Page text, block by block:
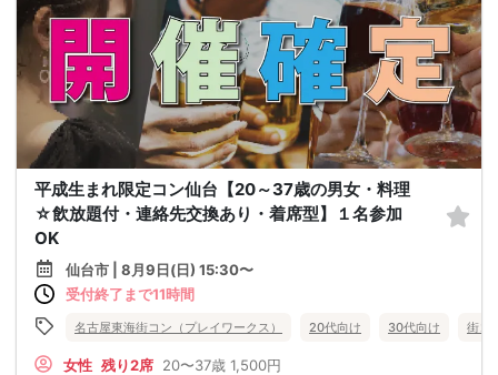
平成生まれ限定コン仙台【20～37歳の男女・料理
☆飲放題付・連絡先交換あり・着席型】１名参加
OK
仙台市 | 8月9日(日) 15:30〜
受付終了まで11時間
名古屋東海街コン（プレイワークス） 20代向け 30代向け 街コ
女性 残り2席 20〜37歳 1,500円